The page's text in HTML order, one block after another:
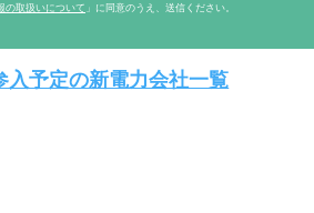
の取扱いについて 」に同意のうえ、送信ください。
入予定の新電力会社一覧